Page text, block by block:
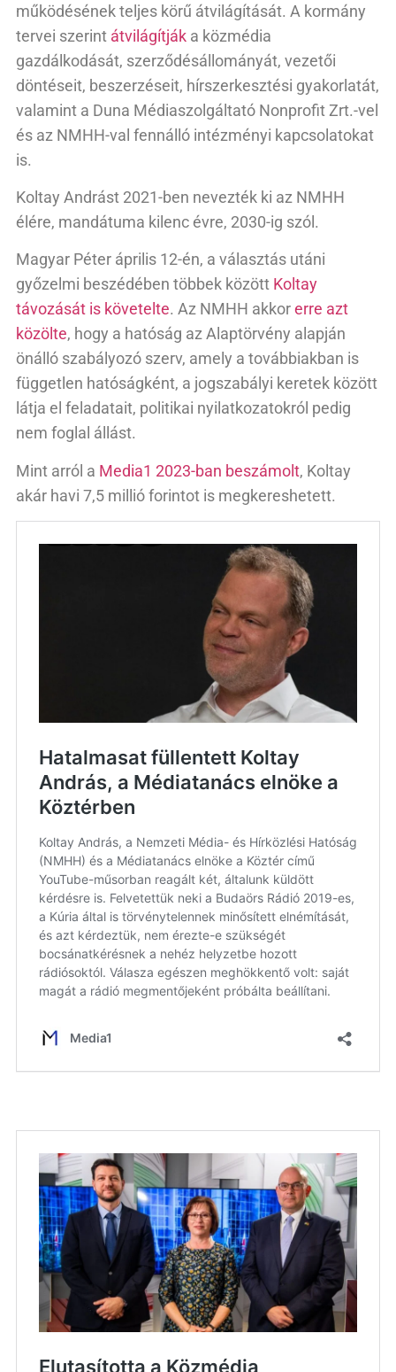
működésének teljes körű átvilágítását. A kormány
tervei szerint átvilágítják a közmédia
gazdálkodását, szerződésállományát, vezetői
döntéseit, beszerzéseit, hírszerkesztési gyakorlatát,
valamint a Duna Médiaszolgáltató Nonprofit Zrt.-vel
és az NMHH-val fennálló intézményi kapcsolatokat
is.
Koltay Andrást 2021-ben nevezték ki az NMHH
élére, mandátuma kilenc évre, 2030-ig szól.
Magyar Péter április 12-én, a választás utáni
győzelmi beszédében többek között Koltay
távozását is követelte. Az NMHH akkorerre azt
közölte, hogy a hatóság az Alaptörvény alapján
önálló szabályozó szerv, amely a továbbiakban is
független hatóságként, a jogszabályi keretek között
látja el feladatait, politikai nyilatkozatokról pedig
nem foglal állást.
Mint arról a Media1 2023-ban beszámolt, Koltay
akár havi 7,5 millió forintot is megkereshetett.